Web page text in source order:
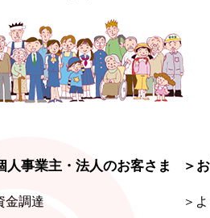
人事業主・法人のお客さま
金調達
＞
＞